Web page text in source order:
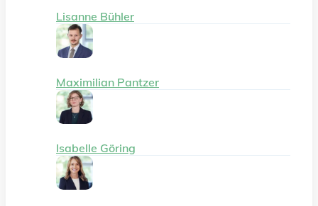
Lisanne Bühler
Maximilian Pantzer
Isabelle Göring